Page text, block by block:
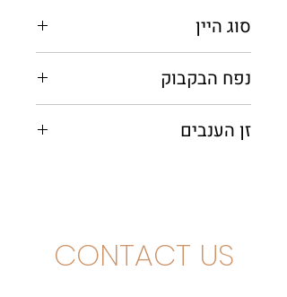
סוג היין
נפח הבקבוק
זן הענבים
CONTACT US